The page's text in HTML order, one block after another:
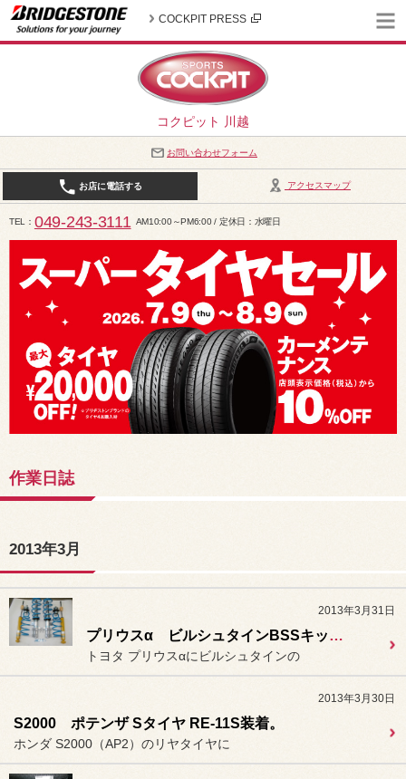
コクピット 川越
COCKPIT PRESS
お問い合わせフォーム
アクセスマップ
お店に電話する
TEL 049-243-3111 AM10:00～PM6:00 / 定休日：水曜日
作業日誌
2013年3月
2013年3月31日
プリウスα ビルシュタインBSSキット車高調装着。
トヨタ プリウスαにビルシュタインの
2013年3月30日
S2000 ポテンザ Sタイヤ RE-11S装着。
ホンダ S2000（AP2）のリヤタイヤに